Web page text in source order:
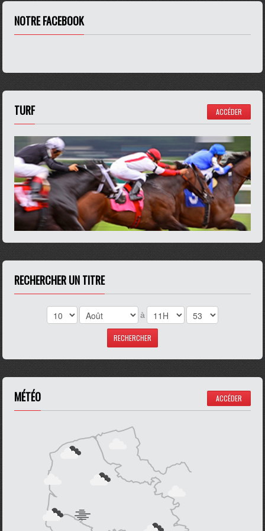
NOTRE FACEBOOK
TURF ACCÉDER
RECHERCHER UN TITRE
à
MÉTÉO ACCÉDER